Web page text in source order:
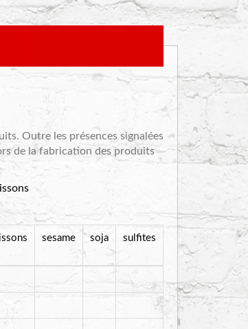
Outre les présences signalées
de la fabrication des produits
sesame soja sulfites